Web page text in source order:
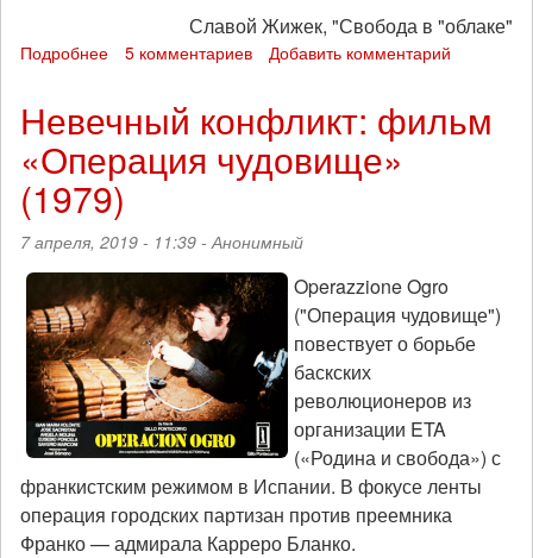
Славой Жижек, "Свобода в "облаке"
Подробнее
Джулиан
арестован
в
Лондоне
5 комментариев Добавить комментарий
Невечный конфликт: фильм
«Операция чудовище»
(1979)
7 апреля, 2019 - 11:39 -Анонимный
Operazzione Ogro
("Операция чудовище")
повествует о борьбе
баскских
революционеров из
организации ETA
(«Родина и свобода») с
франкистским режимом в Испании. В фокусе ленты
операция городских партизан против преемника
Франко — адмирала Карреро Бланко.